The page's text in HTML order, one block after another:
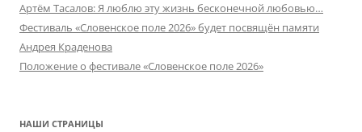
Артём Тасалов: Я люблю эту жизнь бесконечной любовью…
Фестиваль «Словенское поле 2026» будет посвящён памяти
Андрея Краденова
Положение о фестивале «Словенское поле 2026»
НАШИ СТРАНИЦЫ